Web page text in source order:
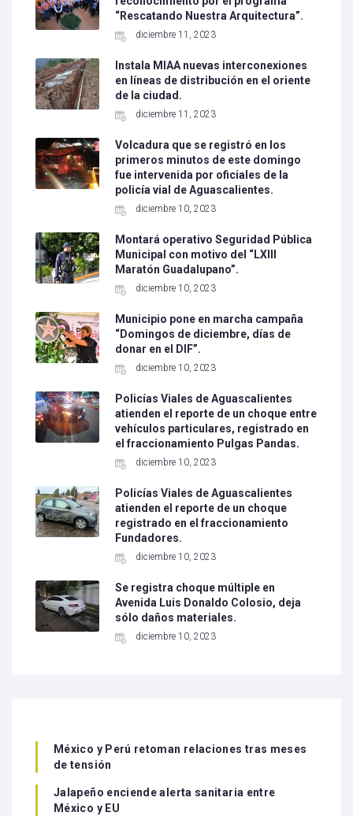
“Rescatando Nuestra Arquitectura”.
diciembre 11, 2023
Instala MIAA nuevas interconexiones
en líneas de distribución en el oriente
de la ciudad.
diciembre 11, 2023
Volcadura que se registró en los
primeros minutos de este domingo
fue intervenida por oficiales de la
policía vial de Aguascalientes.
diciembre 10, 2023
Montará operativo Seguridad Pública
Municipal con motivo del “LXIII
Maratón Guadalupano”.
diciembre 10, 2023
Municipio pone en marcha campaña
“Domingos de diciembre, días de
donar en el DIF”.
diciembre 10, 2023
Policías Viales de Aguascalientes
atienden el reporte de un choque entre
vehículos particulares, registrado en
el fraccionamiento Pulgas Pandas.
diciembre 10, 2023
Policías Viales de Aguascalientes
atienden el reporte de un choque
registrado en el fraccionamiento
Fundadores.
diciembre 10, 2023
Se registra choque múltiple en
Avenida Luis Donaldo Colosio, deja
sólo daños materiales.
diciembre 10, 2023
México y Perú retoman relaciones tras meses
de tensión
Jalapeño enciende alerta sanitaria entre
México y EU